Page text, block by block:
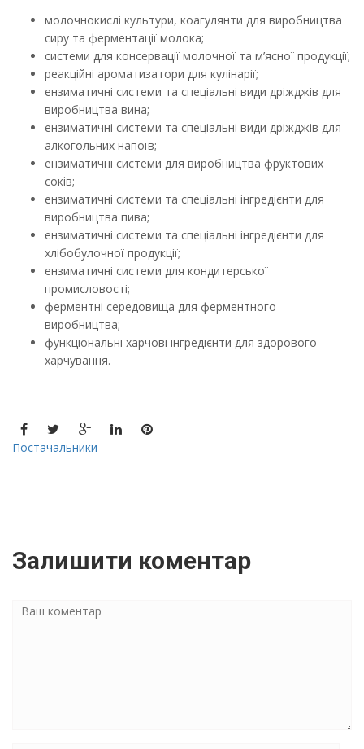
молочнокислі культури, коагулянти для виробництва
сиру та ферментації молока;
системи для консервації молочної та м’ясної продукції;
реакційні ароматизатори для кулінарії;
ензиматичні системи та спеціальні види дріжджів для
виробництва вина;
ензиматичні системи та спеціальні види дріжджів для
алкогольних напоїв;
ензиматичні системи для виробництва фруктових
соків;
ензиматичні системи та спеціальні інгредієнти для
виробництва пива;
ензиматичні системи та спеціальні інгредієнти для
хлібобулочної продукції;
ензиматичні системи для кондитерської
промисловості;
ферментні середовища для ферментного
виробництва;
функціональні харчові інгредієнти для здорового
харчування.
Постачальники
Залишити коментар